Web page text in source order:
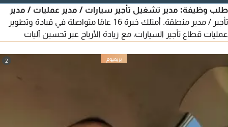
قيادة
طلب وظيفة: مدير تشغيل تأجير سيارات / مدير عمليات / مدير
تأجير / مدير منطقة. أمتلك خبرة 16 عامًا متواصلة في قيادة وتطوير
عمليات قطاع تأجير السيارات، مع زيادة الأرباح عبر تحسين آليات
إدارة العمليات، وافتتاح الفروع الجديدة، وضمان سرعة دوران
الأسطول بالتنسيق مع قطاعي الصيانة والحوادث. مقيم في الرياض.
2